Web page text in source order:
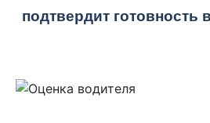
подтвердит готовность